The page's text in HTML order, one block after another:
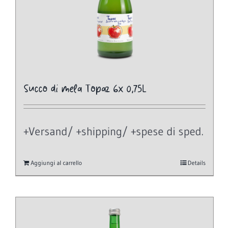
Succo di mela Topaz 6x 0,75L
+Versand/ +shipping/ +spese di sped.
Aggiungi al carrello Details